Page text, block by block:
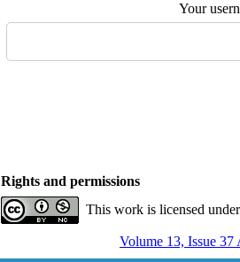
Your
Rights and permissions
This work is licensed